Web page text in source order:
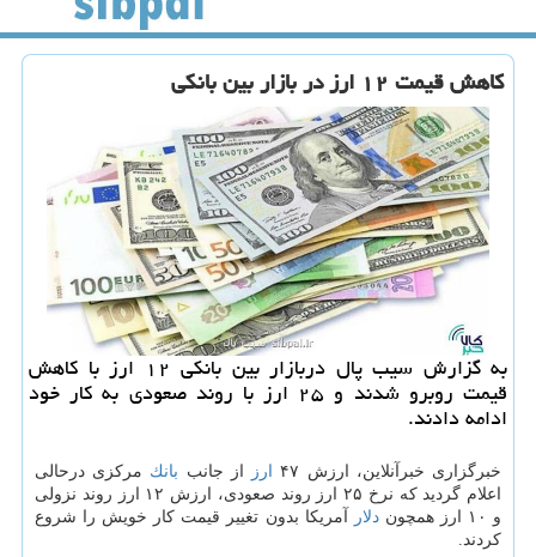
كاهش قیمت ۱۲ ارز در بازار بین بانكی
به گزارش سیب پال دربازار بین بانكی ۱۲ ارز با كاهش
قیمت روبرو شدند و ۲۵ ارز با روند صعودی به كار خود
ادامه دادند.
خبرگزاری خبرآنلاین، ارزش ۴۷ ارز از جانب بانك مركزی درحالی
اعلام گردید كه نرخ ۲۵ ارز روند صعودی، ارزش ۱۲ ارز روند نزولی
و ۱۰ ارز همچون
دلار
آمریكا بدون تغییر قیمت كار خویش را شروع
كردند.